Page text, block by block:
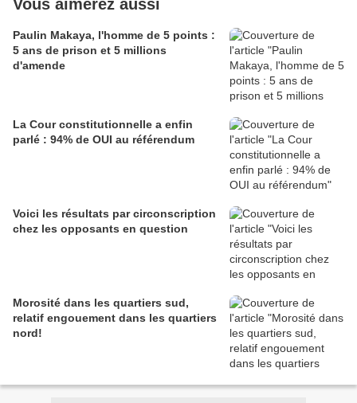
Vous aimerez aussi
Paulin Makaya, l'homme de 5 points :
5 ans de prison et 5 millions
d'amende
La Cour constitutionnelle a enfin
parlé : 94% de OUI au référendum
Voici les résultats par circonscription
chez les opposants en question
Morosité dans les quartiers sud,
relatif engouement dans les quartiers
nord!